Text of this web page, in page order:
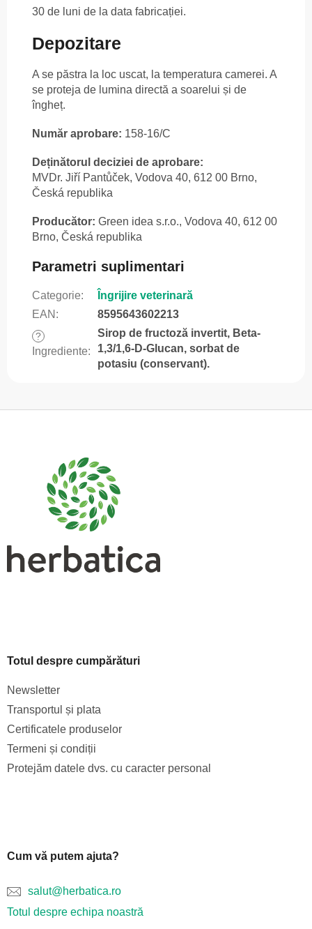
30 de luni de la data fabricației.
Depozitare
A se păstra la loc uscat, la temperatura camerei. A
se proteja de lumina directă a soarelui și de
îngheț.
Număr aprobare: 158-16/C
Deținătorul deciziei de aprobare:
MVDr. Jiří Pantůček, Vodova 40, 612 00 Brno,
Česká republika
Producător: Green idea s.r.o., Vodova 40, 612 00
Brno, Česká republika
Parametri suplimentari
Categorie:
Îngrijire veterinară
EAN : 8595643602213
?
Ingrediente:
Sirop de fructoză invertit, Beta-
1,3/1,6-D-Glucan, sorbat de
potasiu (conservant).
Totul despre cumpărături
Newsletter
Transportul și plata
Certificatele produselor
Termeni și condiții
Protejăm datele dvs. cu caracter personal
Cum vă putem ajuta?
salut@herbatica.ro
Totul despre echipa noastră